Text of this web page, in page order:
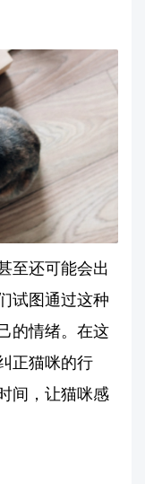
至还可能会出
试图通过这种
的情绪。在这
正猫咪的行
间，让猫咪感